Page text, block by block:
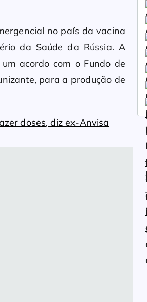
no país da vacina
da Saúde da Rússia. A
acordo com o Fundo de
para a produção de
doses, diz ex-Anvisa